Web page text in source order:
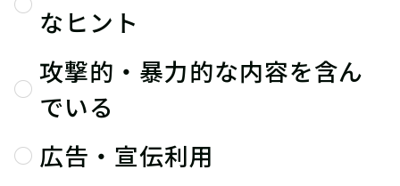
なヒント
攻撃的・暴力的な内容を含ん
でいる
広告・宣伝利用